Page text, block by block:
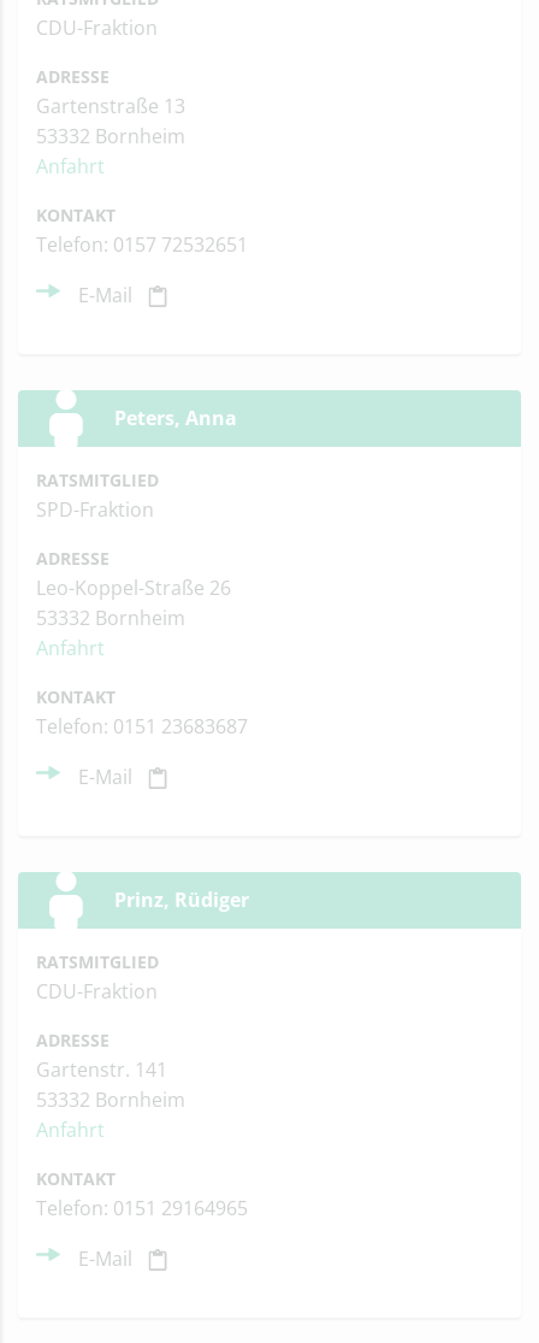
CDU-Fraktion
ADRESSE
Gartenstraße 13
53332 Bornheim
Anfahrt
KONTAKT
Telefon: 0157 72532651
E-Mail
Peters, Anna
RATSMITGLIED
SPD-Fraktion
ADRESSE
Leo-Koppel-Straße 26
53332 Bornheim
Anfahrt
KONTAKT
Telefon: 0151 23683687
E-Mail
Prinz, Rüdiger
RATSMITGLIED
CDU-Fraktion
ADRESSE
Gartenstr. 141
53332 Bornheim
Anfahrt
KONTAKT
Telefon: 0151 29164965
E-Mail